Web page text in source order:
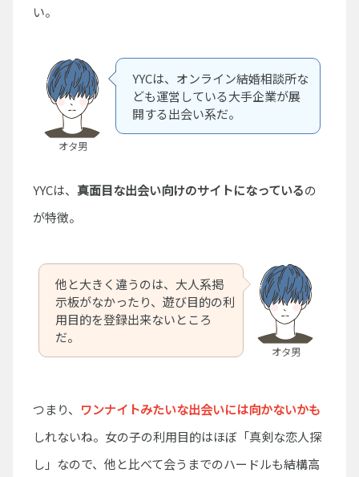
い。
オタ男
YYCは、オンライン結婚相談所な
ども運営している大手企業が展
開する出会い系だ。
YYCは、 真面目な出会い向けのサイトになっているの
が特徴。
オタ男
他と大きく違うのは、大人系掲
示板がなかったり、遊び目的の利
用目的を登録出来ないところ
だ。
つまり、 ワンナイトみたいな出会いには向かないかも
しれないね。女の子の利用目的はほぼ「真剣な恋人探
し」なので、他と比べて会うまでのハードルも結構高